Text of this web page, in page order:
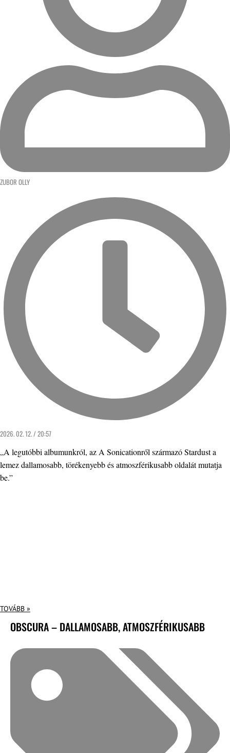
ZUBOR OLLY
2026. 02. 12. / 20:57
„A legutóbbi albumunkról, az A Sonicationről származó Stardust a
lemez dallamosabb, törékenyebb és atmoszférikusabb oldalát mutatja
be.”
TOVÁBB »
OBSCURA – DALLAMOSABB, ATMOSZFÉRIKUSABB